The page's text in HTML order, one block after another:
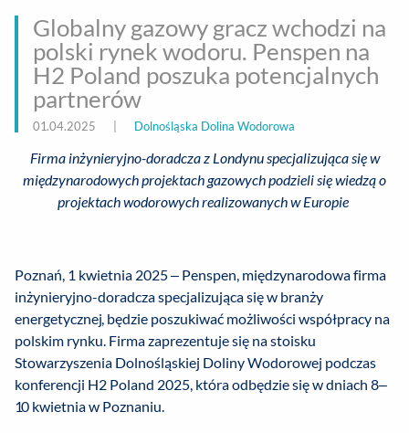
Globalny gazowy gracz wchodzi na
polski rynek wodoru. Penspen na
H2 Poland poszuka potencjalnych
partnerów
01.04.2025 Dolnośląska Dolina Wodorowa
Firma inżynieryjno-doradcza z Londynu specjalizująca się w
międzynarodowych projektach gazowych podzieli się wiedzą o
projektach wodorowych realizowanych w Europie
Poznań, 1 kwietnia 2025 – Penspen, międzynarodowa firma
inżynieryjno-doradcza specjalizująca się w branży
energetycznej, będzie poszukiwać możliwości współpracy na
polskim rynku. Firma zaprezentuje się na stoisku
Stowarzyszenia Dolnośląskiej Doliny Wodorowej podczas
konferencji H2 Poland 2025, która odbędzie się w dniach 8–
10 kwietnia w Poznaniu.